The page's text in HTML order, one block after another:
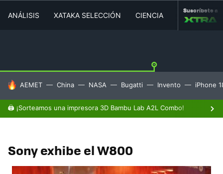
ANÁLISIS XATAKA SELECCIÓN CIENCIA MOVILIDAD
Suscríbete a
HOY SE HABLA DE
AEMET China NASA Bugatti Invento iPhone
🖨️ ¡Sorteamos una impresora 3D Bambu Lab A2L Combo!
Sony exhibe el W800